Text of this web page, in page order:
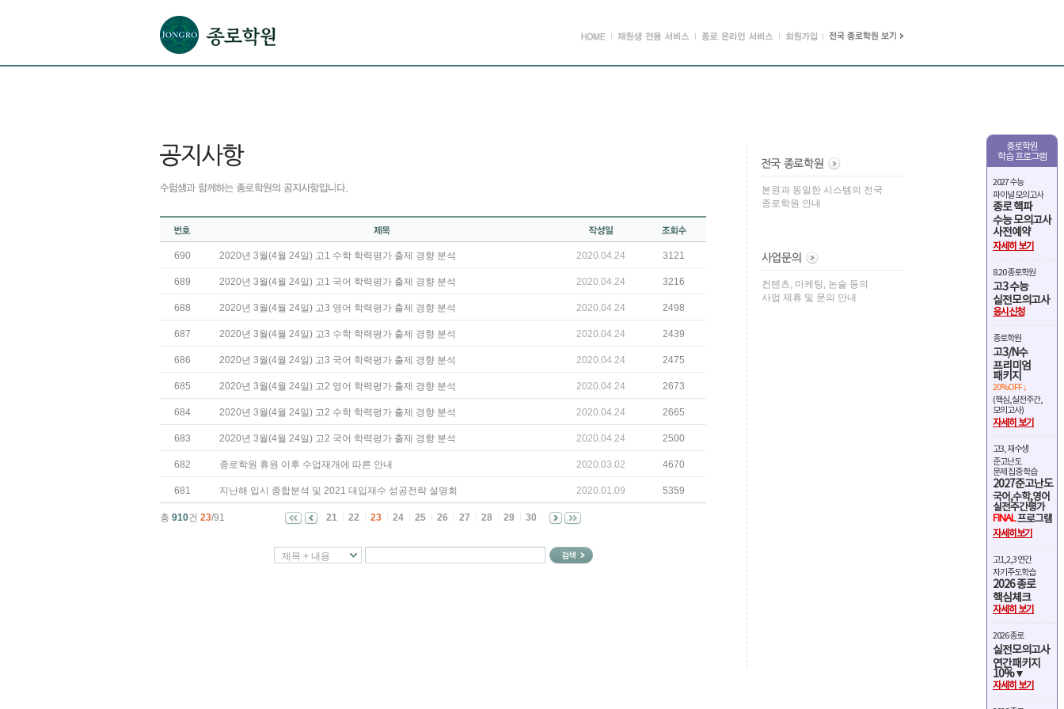
종로학원
학습 프로그램
2027 수능
파이널 모의고사
종로 핵파
수능 모의고사
사전예약
자세히 보기
8.20 종로학원
고3 수능
실전모의고사
응시신청
종로학원
고3/N수
프리미엄
패키지
20%OFF ↓
(핵심,실전주간,
모의고사)
자세히 보기
고3, 재수생
준고난도
문제 집중 학습
2027준고난도
국어,수학,영어
실전주간평가
FINAL프로그램
자세히보기
고1,2,3 연간
자기주도학습
2026 종로
핵심체크
자세히 보기
2026 종로
실전모의고사
연간패키지
10%▼
자세히 보기
690 2020년 3월(4월 24일) 고1 수학 학력평가 출제 경향 분석 2020.04.24 3121
689 2020년 3월(4월 24일) 고1 국어 학력평가 출제 경향 분석 2020.04.24 3216
688 2020년 3월(4월 24일) 고3 영어 학력평가 출제 경향 분석 2020.04.24 2498
687 2020년 3월(4월 24일) 고3 수학 학력평가 출제 경향 분석 2020.04.24 2439
686 2020년 3월(4월 24일) 고3 국어 학력평가 출제 경향 분석 2020.04.24 2475
685 2020년 3월(4월 24일) 고2 영어 학력평가 출제 경향 분석 2020.04.24 2673
684 2020년 3월(4월 24일) 고2 수학 학력평가 출제 경향 분석 2020.04.24 2665
683 2020년 3월(4월 24일) 고2 국어 학력평가 출제 경향 분석 2020.04.24 2500
682 종로학원 휴원 이후 수업재개에 따른 안내 2020.03.02 4670
681 지난해 입시 종합분석 및 2021 대입재수 성공전략 설명회 2020.01.09 5359
총 910건 23/91 21 22 23 24 25 26 27 28 29 30
제목 + 내용
본원과 동일한 시스템의 전국
종로학원 안내
컨텐츠, 마케팅, 논술 등의
사업 제휴 및 문의 안내